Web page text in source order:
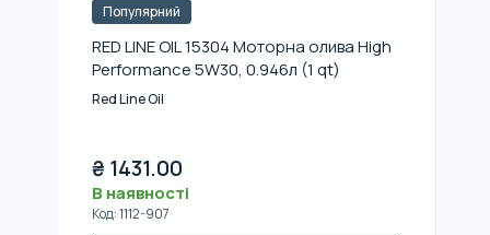
Популярний
RED LINE OIL 15304 Моторна олива High
Performance 5W30, 0.946л (1 qt)
Red Line Oil
₴ 1431.00
В наявності
Код:1112-907